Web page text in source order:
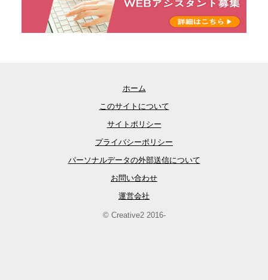
ホーム
このサイトについて
サイトポリシー
プライバシーポリシー
パーソナルデータの外部送信について
お問い合わせ
運営会社
© Creative2 2016-